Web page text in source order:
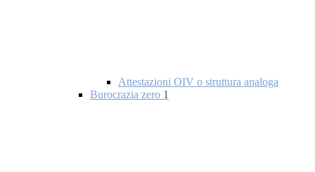
Attestazioni OIV o struttura analoga
Burocrazia zero 1